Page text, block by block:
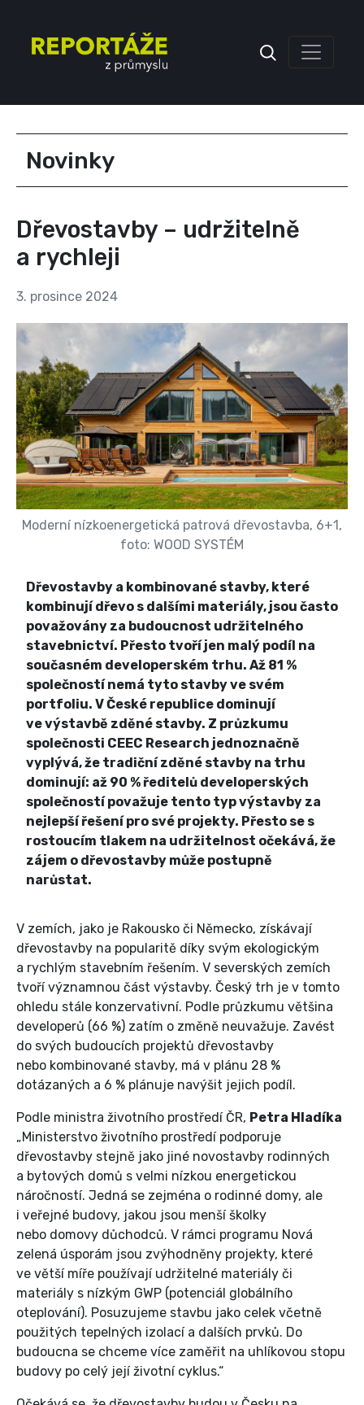
Novinky
Dřevostavby – udržitelně
a rychleji
3. prosince 2024
Moderní nízkoenergetická patrová dřevostavba, 6+1,
foto: WOOD SYSTÉM
Dřevostavby a kombinované stavby, které
kombinují dřevo s dalšími materiály, jsou často
považovány za budoucnost udržitelného
stavebnictví. Přesto tvoří jen malý podíl na
současném developerském trhu. Až 81 %
společností nemá tyto stavby ve svém
portfoliu. V České republice dominují
ve výstavbě zděné stavby. Z průzkumu
společnosti CEEC Research jednoznačně
vyplývá, že tradiční zděné stavby na trhu
dominují: až 90 % ředitelů developerských
společností považuje tento typ výstavby za
nejlepší řešení pro své projekty. Přesto se s
rostoucím tlakem na udržitelnost očekává, že
zájem o dřevostavby může postupně
narůstat.
V zemích, jako je Rakousko či Německo, získávají
dřevostavby na popularitě díky svým ekologickým
a rychlým stavebním řešením. V severských zemích
tvoří významnou část výstavby. Český trh je v tomto
ohledu stále konzervativní. Podle průzkumu většina
developerů (66 %) zatím o změně neuvažuje. Zavést
do svých budoucích projektů dřevostavby
nebo kombinované stavby, má v plánu 28 %
dotázaných a 6 % plánuje navýšit jejich podíl.
Podle ministra životního prostředí ČR, Petra Hladíka
„Ministerstvo životního prostředí podporuje
dřevostavby stejně jako jiné novostavby rodinných
a bytových domů s velmi nízkou energetickou
náročností. Jedná se zejména o rodinné domy, ale
i veřejné budovy, jakou jsou menší školky
nebo domovy důchodců. V rámci programu Nová
zelená úsporám jsou zvýhodněny projekty, které
ve větší míře používají udržitelné materiály či
materiály s nízkým GWP (potenciál globálního
oteplování). Posuzujeme stavbu jako celek včetně
použitých tepelných izolací a dalších prvků. Do
budoucna se chceme více zaměřit na uhlíkovou stopu
budovy po celý její životní cyklus.“